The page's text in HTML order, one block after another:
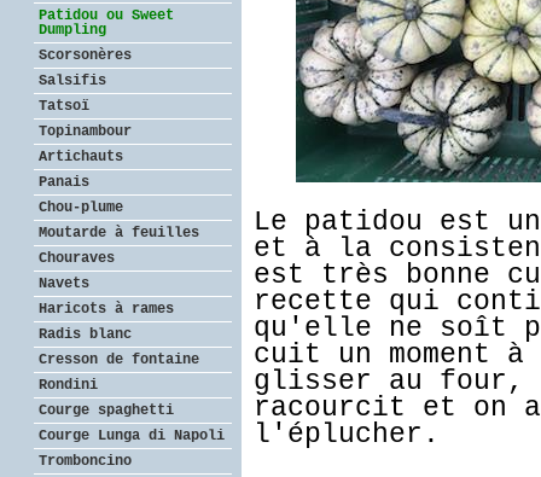
Patidou ou Sweet
Dumpling
Scorsonères
Salsifis
Tatsoï
Topinambour
Artichauts
Panais
Chou-plume
Moutarde à feuilles
Chouraves
Navets
Haricots à rames
Radis blanc
Cresson de fontaine
Rondini
Courge spaghetti
Courge Lunga di Napoli
Tromboncino
Le patidou est
et à la
est très bonne
recette qui
qu'elle ne soît
cuit un moment
glisser au four,
racourcit et on a
l'éplucher.